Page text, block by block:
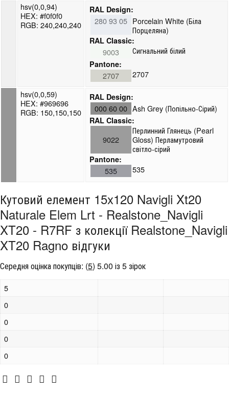
hsv(0,0,94)
HEX: #f0f0f0
RGB: 240,240,240
RAL Design:
280 93 05 Porcelain White (Біла
Порцеляна)
RAL Classic:
9003 Сигнальний білий
Pantone:
2707
2707
hsv(0,0,59)
HEX: #969696
RGB: 150,150,150
RAL Design:
000 60 00 Ash Grey (Попільно-Сірий)
RAL Classic:
9022
Перлинний Глянець (Pearl
Gloss) Перламутровий
світло-сірий
Pantone:
535 535
Кутовий елемент 15x120 Navigli Xt20
Naturale Elem Lrt - Realstone_Navigli
XT20 - R7RF з колекції Realstone_Navigli
XT20 Ragno відгуки
Середня оцінка покупців: (5) 5.00 із 5 зірок
5
0
0
0
0